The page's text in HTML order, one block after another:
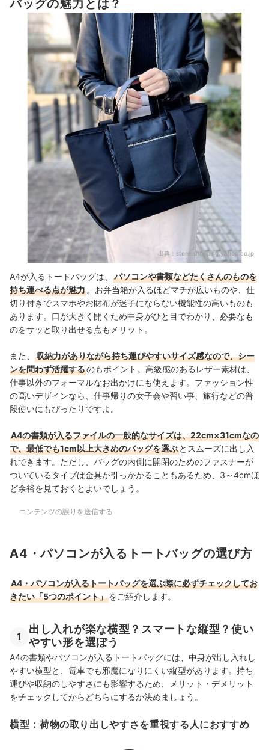
A4・パソコンが入るトートバッグの作り方のコツは？
用途に合わせて以下のバッグもチェックしよう！
A4・パソコンが入るトートバッグの売れ筋ランキングもチェック！
バッグの魅力とは？
出典： store.shopping.yahoo.co.jp
A4が入るトートバッグは、
パソコンや書類などたくさんのものを
持ち運べる点が魅力 。お弁当箱が入るほどマチが広いものや、仕
切り付きでスマホやお財布が迷子にならない機能性の高いものも
あります。口が大きく開くため中身がひと目でわかり、必要なも
のをサッと取り出せる点もメリット。
また、
収納力がありながら持ち運びやすいサイズ感なので、シー
ンを問わず活躍するのもポイント。高級感のあるレザー素材は、
仕事以外のフォーマルなお出かけにも使えます。ファッション性
の高いデザインなら、仕事帰りの女子会や習い事、旅行などの普
段使いにもぴったりですよ。
A4の書類が入るファイルの一般的なサイズは、22cm×31cmなの
で、最低でも1cm以上大きめのバッグを選ぶ とスムーズに出し入
れできます。ただし、バッグの内側に開閉のためのファスナーが
ついているタイプは金具が引っかかることもあるため、3～4cmほ
ど余裕を見ておくとよいでしょう。
コンテンツの誤りを送信する
A4・パソコンが入るトートバッグの選び方
A4・パソコンが入るトートバッグを選ぶ際に必ずチェックしてお
きたい「5つのポイント」をご紹介します。
1
出し入れが楽な横型？スマートな縦型？使い
やすい形を選ぼう
A4の書類やパソコンが入るトートバッグには、中身が出し入れし
やすい横型と、電車でも邪魔になりにくい縦型があります。持ち
運びや収納のしやすさにも影響するため、メリット・デメリット
をチェックしてからどちらにするか決めましょう。
横型：荷物の取り出しやすさを重視する人におすすめ